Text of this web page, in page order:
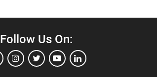
Follow Us On: